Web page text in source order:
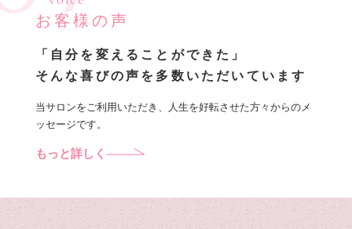
お客様の声
「自分を変えることができた」
そんな喜びの声を多数いただいています
当サロンをご利用いただき、人生を好転させた方々からのメ
ッセージです。
もっと詳しく